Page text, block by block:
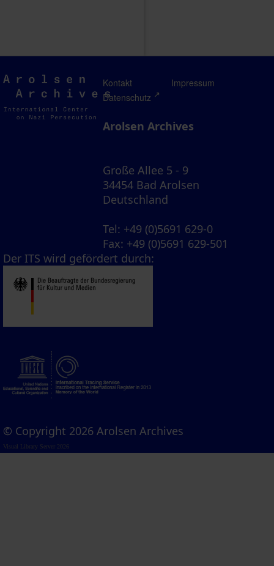
Arolsen
Archives
Kontakt
Impressum
Datenschutz
Arolsen Archives
Große Allee 5 - 9
34454 Bad Arolsen
Deutschland
Tel: +49 (0)5691 629-0
Fax: +49 (0)5691 629-501
Der ITS wird gefördert durch:
© Copyright 2026 Arolsen Archives
Visual Library Server 2026